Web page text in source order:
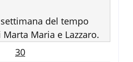
del tempo
Maria e Lazzaro.
30